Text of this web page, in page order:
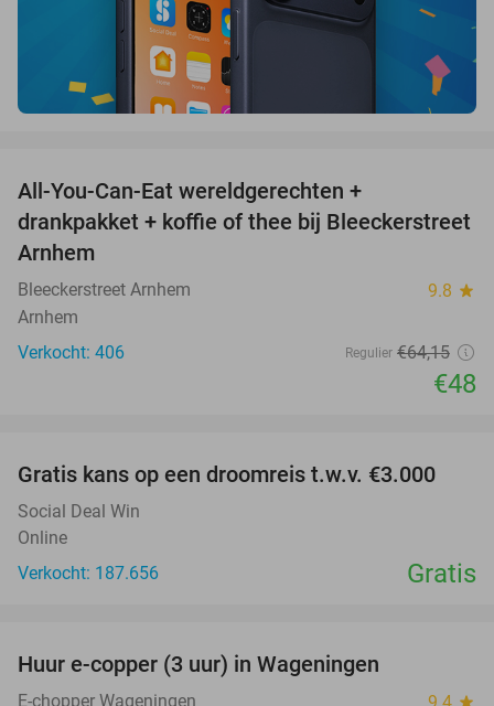
All-You-Can-Eat wereldgerechten +
drankpakket + koffie of thee bij Bleeckerstreet
Arnhem
Bleeckerstreet Arnhem 9.8 star
Arnhem
Verkocht: 406
Regulier €64,15
€48
Gratis kans op een droomreis t.w.v. €3.000
Social Deal Win
Online
Verkocht: 187.656
Gratis
TODAY
Huur e-copper (3 uur) in Wageningen
E-chopper Wageningen star